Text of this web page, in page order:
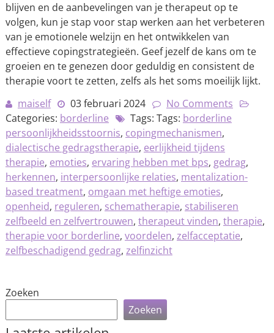
blijven en de aanbevelingen van je therapeut op te
volgen, kun je stap voor stap werken aan het verbeteren
van je emotionele welzijn en het ontwikkelen van
effectieve copingstrategieën. Geef jezelf de kans om te
groeien en te genezen door geduldig en consistent de
therapie voort te zetten, zelfs als het soms moeilijk lijkt.
maiself
03 februari 2024
No Comments
Categories: borderline Tags: Tags: borderline
persoonlijkheidsstoornis, copingmechanismen,
dialectische gedragstherapie, eerlijkheid tijdens
therapie, emoties, ervaring hebben met bps, gedrag,
herkennen, interpersoonlijke relaties, mentalization-
based treatment, omgaan met heftige emoties,
openheid, reguleren, schematherapie, stabiliseren
zelfbeeld en zelfvertrouwen, therapeut vinden, therapie,
therapie voor borderline, voordelen, zelfacceptatie,
zelfbeschadigend gedrag, zelfinzicht
Zoeken
Zoeken